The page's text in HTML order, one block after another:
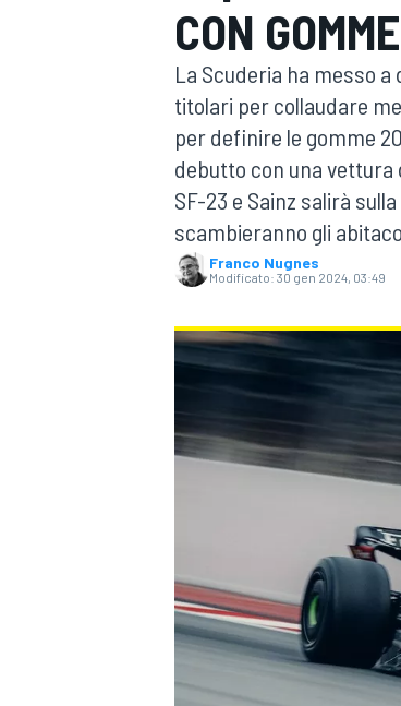
MOTOGP
WRC
CON
La Scuderia ha messo
titolari per collaudare
per definire le gomme
debutto con una vettura
SF-23 e Sainz salirà
scambieranno gli
Franco Nugnes
Modificato: 30 gen 2024, 03:49